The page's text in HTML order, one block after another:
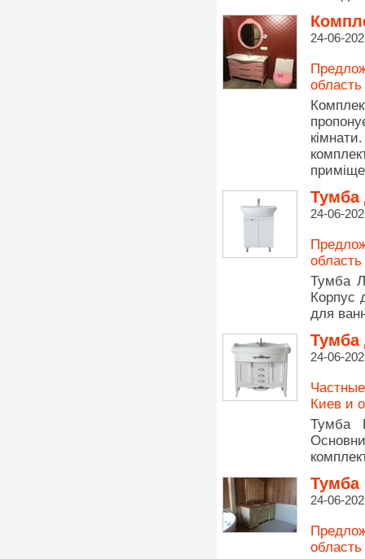
24-06-
область
Тумба
24-06-
область
Тумба
Корпус
для
Тумба
24-06-
Киев и
Тумба
Тумба
24-06-
область